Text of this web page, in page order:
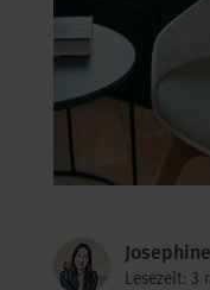
Lesezeit: 3